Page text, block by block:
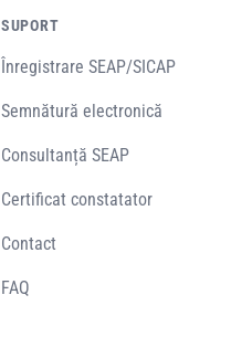
SUPORT
Înregistrare SEAP/SICAP
Semnătură electronică
Consultanță SEAP
Certificat constatator
Contact
FAQ